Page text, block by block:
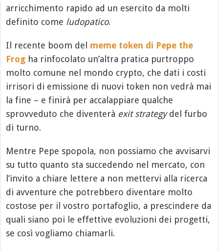
arricchimento rapido ad un esercito da molti
definito come ludopatico.
Il recente boom del meme token di Pepe the
Frog ha rinfocolato un’altra pratica purtroppo
molto comune nel mondo crypto, che dati i costi
irrisori di emissione di nuovi token non vedrà mai
la fine – e finirà per accalappiare qualche
sprovveduto che diventerà exit strategydel furbo
di turno.
Mentre Pepe spopola, non possiamo che avvisarvi
su tutto quanto sta succedendo nel mercato, con
l’invito a chiare lettere a non mettervi alla ricerca
di avventure che potrebbero diventare molto
costose per il vostro portafoglio, a prescindere da
quali siano poi le effettive evoluzioni dei progetti,
se così vogliamo chiamarli.